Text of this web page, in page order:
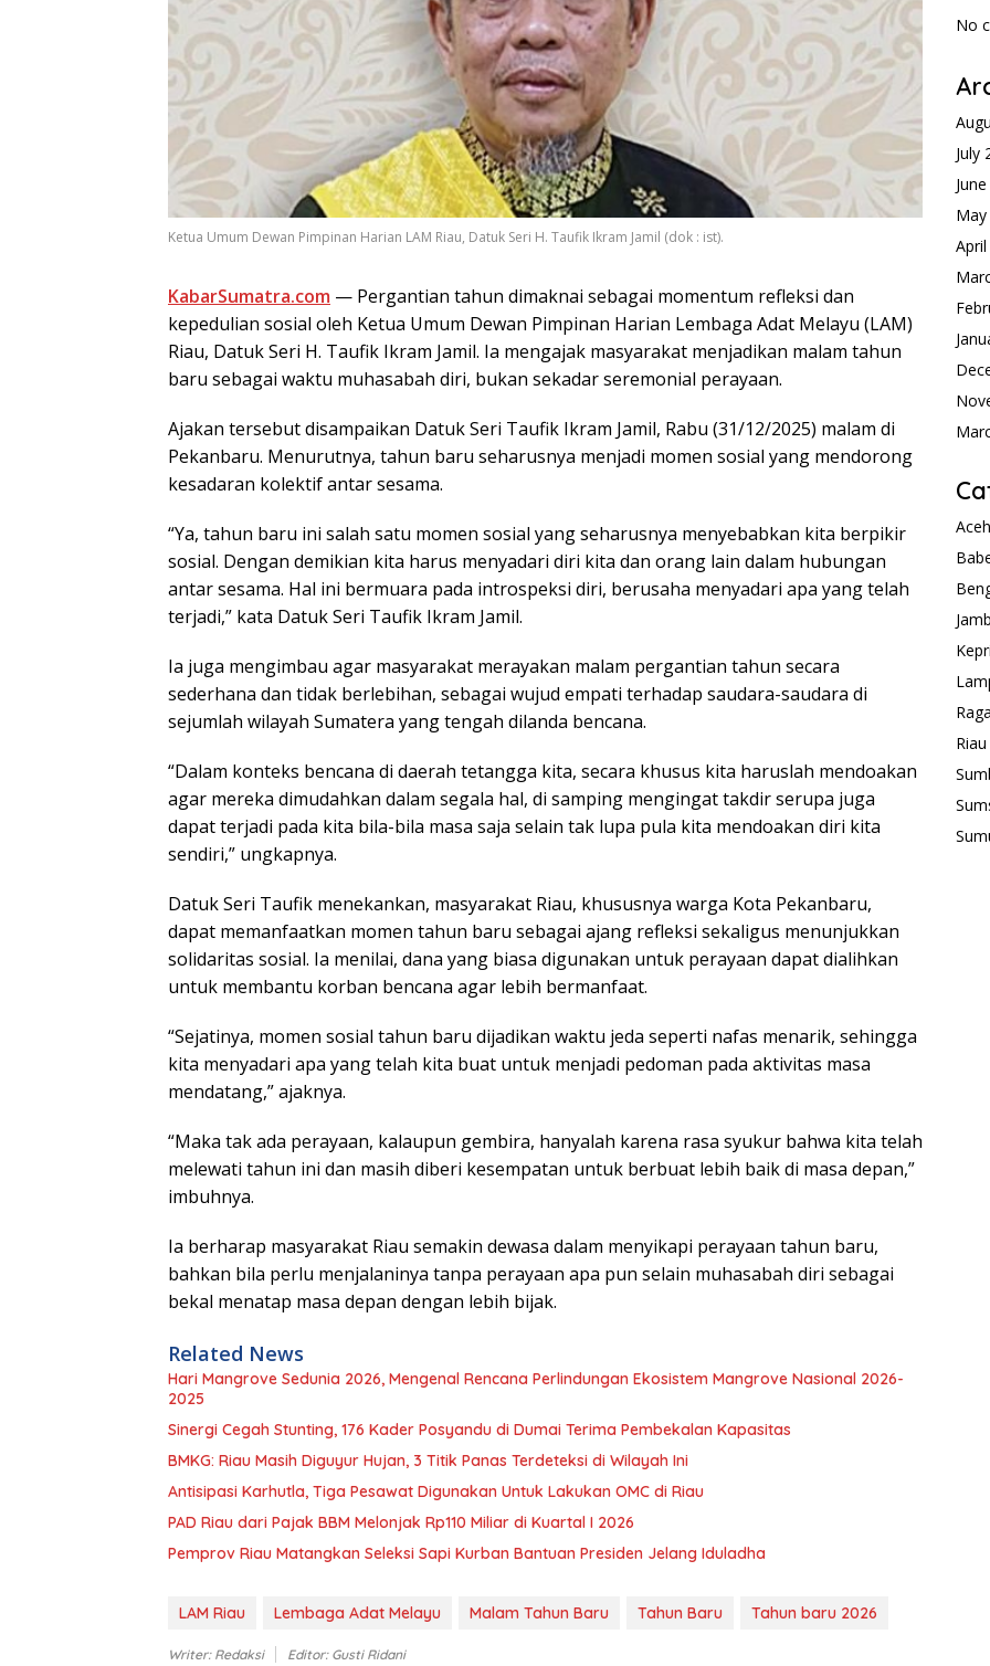
Ketua Umum Dewan Pimpinan Harian LAM Riau, Datuk Seri H. Taufik Ikram Jamil (dok : ist).
KabarSumatra.com — Pergantian tahun dimaknai sebagai momentum refleksi dan
kepedulian sosial oleh Ketua Umum Dewan Pimpinan Harian Lembaga Adat Melayu (LAM)
Riau, Datuk Seri H. Taufik Ikram Jamil. Ia mengajak masyarakat menjadikan malam tahun
baru sebagai waktu muhasabah diri, bukan sekadar seremonial perayaan.
Ajakan tersebut disampaikan Datuk Seri Taufik Ikram Jamil, Rabu (31/12/2025) malam di
Pekanbaru. Menurutnya, tahun baru seharusnya menjadi momen sosial yang mendorong
kesadaran kolektif antar sesama.
“Ya, tahun baru ini salah satu momen sosial yang seharusnya menyebabkan kita berpikir
sosial. Dengan demikian kita harus menyadari diri kita dan orang lain dalam hubungan
antar sesama. Hal ini bermuara pada introspeksi diri, berusaha menyadari apa yang telah
terjadi,” kata Datuk Seri Taufik Ikram Jamil.
Ia juga mengimbau agar masyarakat merayakan malam pergantian tahun secara
sederhana dan tidak berlebihan, sebagai wujud empati terhadap saudara-saudara di
sejumlah wilayah Sumatera yang tengah dilanda bencana.
“Dalam konteks bencana di daerah tetangga kita, secara khusus kita haruslah mendoakan
agar mereka dimudahkan dalam segala hal, di samping mengingat takdir serupa juga
dapat terjadi pada kita bila-bila masa saja selain tak lupa pula kita mendoakan diri kita
sendiri,” ungkapnya.
Datuk Seri Taufik menekankan, masyarakat Riau, khususnya warga Kota Pekanbaru,
dapat memanfaatkan momen tahun baru sebagai ajang refleksi sekaligus menunjukkan
solidaritas sosial. Ia menilai, dana yang biasa digunakan untuk perayaan dapat dialihkan
untuk membantu korban bencana agar lebih bermanfaat.
“Sejatinya, momen sosial tahun baru dijadikan waktu jeda seperti nafas menarik, sehingga
kita menyadari apa yang telah kita buat untuk menjadi pedoman pada aktivitas masa
mendatang,” ajaknya.
“Maka tak ada perayaan, kalaupun gembira, hanyalah karena rasa syukur bahwa kita telah
melewati tahun ini dan masih diberi kesempatan untuk berbuat lebih baik di masa depan,”
imbuhnya.
Ia berharap masyarakat Riau semakin dewasa dalam menyikapi perayaan tahun baru,
bahkan bila perlu menjalaninya tanpa perayaan apa pun selain muhasabah diri sebagai
bekal menatap masa depan dengan lebih bijak.
Related News
Hari Mangrove Sedunia 2026, Mengenal Rencana Perlindungan Ekosistem Mangrove Nasional 2026-
2025
Sinergi Cegah Stunting, 176 Kader Posyandu di Dumai Terima Pembekalan Kapasitas
BMKG: Riau Masih Diguyur Hujan, 3 Titik Panas Terdeteksi di Wilayah Ini
Antisipasi Karhutla, Tiga Pesawat Digunakan Untuk Lakukan OMC di Riau
PAD Riau dari Pajak BBM Melonjak Rp110 Miliar di Kuartal I 2026
Pemprov Riau Matangkan Seleksi Sapi Kurban Bantuan Presiden Jelang Iduladha
LAM Riau Lembaga Adat Melayu Malam Tahun Baru Tahun Baru Tahun baru 2026
Writer: Redaksi Editor: Gusti Ridani
No
July
Aceh
Kepri
Riau